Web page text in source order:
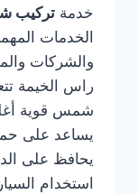
خدمة تركيب
الخدمات
والشركات
راس الخيمة
شمس قوية
يساعد على
يحافظ على
استخدام